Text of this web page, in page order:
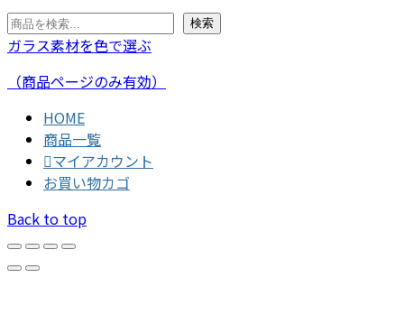
検
索
検索
ガラス素材を色で選ぶ
（商品ページのみ有効）
HOME
商品一覧
マイアカウント
お買い物カゴ
Back to top